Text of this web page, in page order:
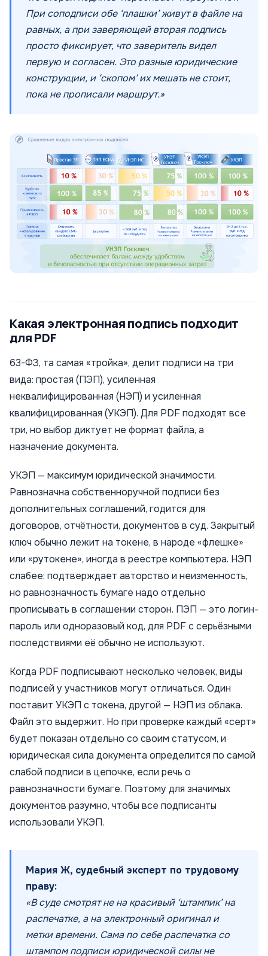
При соподписи обе ‘плашки’ живут в файле на
равных, а при заверяющей вторая подпись
просто фиксирует, что заверитель видел
первую и согласен. Это разные юридические
конструкции, и ‘скопом’ их мешать не стоит,
пока не прописали маршрут.»
Какая электронная подпись подходит
для PDF
63-ФЗ, та самая «тройка», делит подписи на три
вида: простая (ПЭП), усиленная
неквалифицированная (НЭП) и усиленная
квалифицированная (УКЭП). Для PDF подходят все
три, но выбор диктует не формат файла, а
назначение документа.
УКЭП — максимум юридической значимости.
Равнозначна собственноручной подписи без
дополнительных соглашений, годится для
договоров, отчётности, документов в суд. Закрытый
ключ обычно лежит на токене, в народе «флешке»
или «рутокене», иногда в реестре компьютера. НЭП
слабее: подтверждает авторство и неизменность,
но равнозначность бумаге надо отдельно
прописывать в соглашении сторон. ПЭП — это логин-
пароль или одноразовый код, для PDF с серьёзными
последствиями её обычно не используют.
Когда PDF подписывают несколько человек, виды
подписей у участников могут отличаться. Один
поставит УКЭП с токена, другой — НЭП из облака.
Файл это выдержит. Но при проверке каждый «серт»
будет показан отдельно со своим статусом, и
юридическая сила документа определится по самой
слабой подписи в цепочке, если речь о
равнозначности бумаге. Поэтому для значимых
документов разумно, чтобы все подписанты
использовали УКЭП.
Мария Ж, судебный эксперт по трудовому
праву:
«В суде смотрят не на красивый ‘штампик’ на
распечатке, а на электронный оригинал и
метки времени. Сама по себе распечатка со
штампом подписи юридической силы не